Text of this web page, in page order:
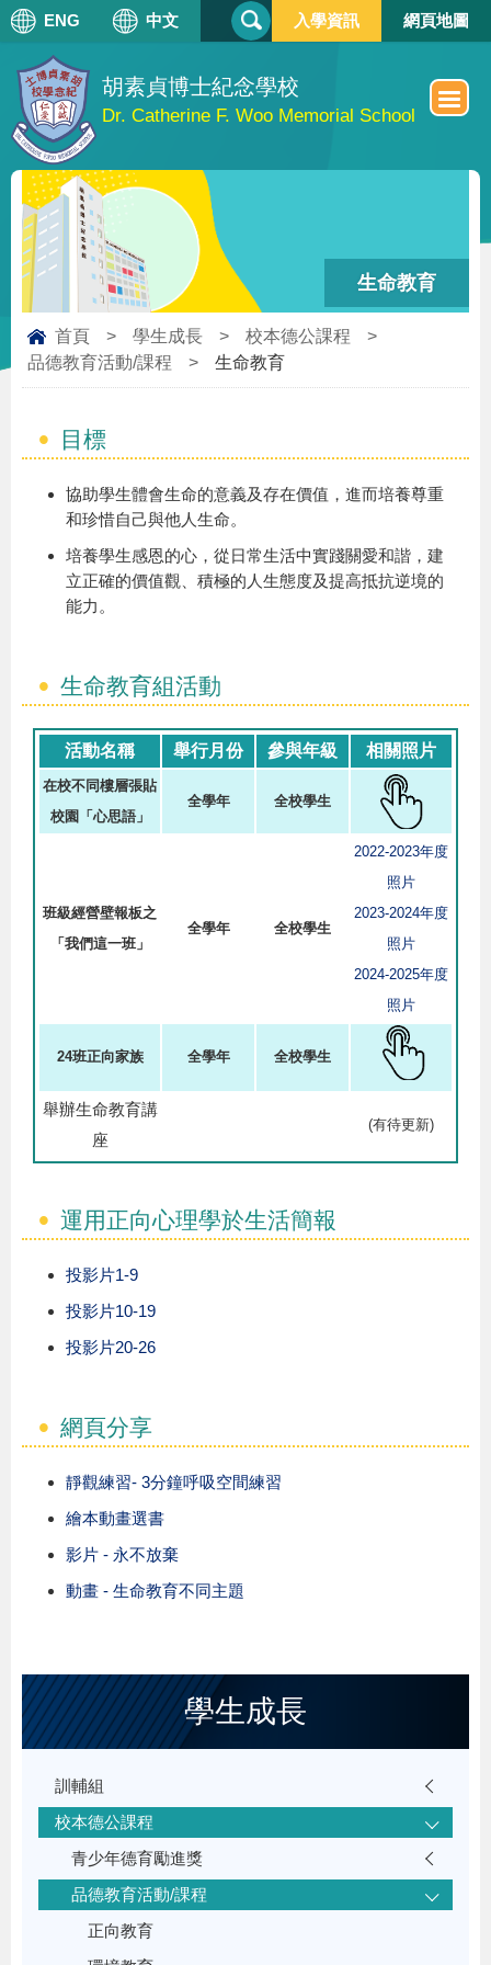
胡素貞博士紀念學校
Dr. Catherine F. Woo Memorial School
ENG 中文 搜
尋
單
入學資訊 網頁地圖
生命教育
首頁 > 學生成長 > 校本德公課程
>
品德教育活動/課程
> 生命教育
目標
協助學生體會生命的意義及存在價值，進而培養尊重
和珍惜自己與他人生命。
培養學生感恩的心，從日常生活中實踐關愛和諧，建
立正確的價值觀、積極的人生態度及提高抵抗逆境的
能力。
生命教育組活動
活動名稱 舉行月份 參與年級 相關照片
在校不同樓層張貼
校園「心思語」
全學年 全校學生
班級經營壁報板之
「我們這一班」
全學年 全校學生
2022-2023年度
照片
2023-2024年度
照片
2024-2025年度
照片
24班正向家族 全學年 全校學生
舉辦生命教育講
座
(有待更新)
運用正向心理學於生活簡報
投影片1-9
投影片10-19
投影片20-26
網頁分享
靜觀練習- 3分鐘呼吸空間練習
繪本動畫選書
影片 - 永不放棄
動畫 - 生命教育不同主題
學生成長
訓輔組
校本德公課程
青少年德育勵進獎
品德教育活動/課程
正向教育